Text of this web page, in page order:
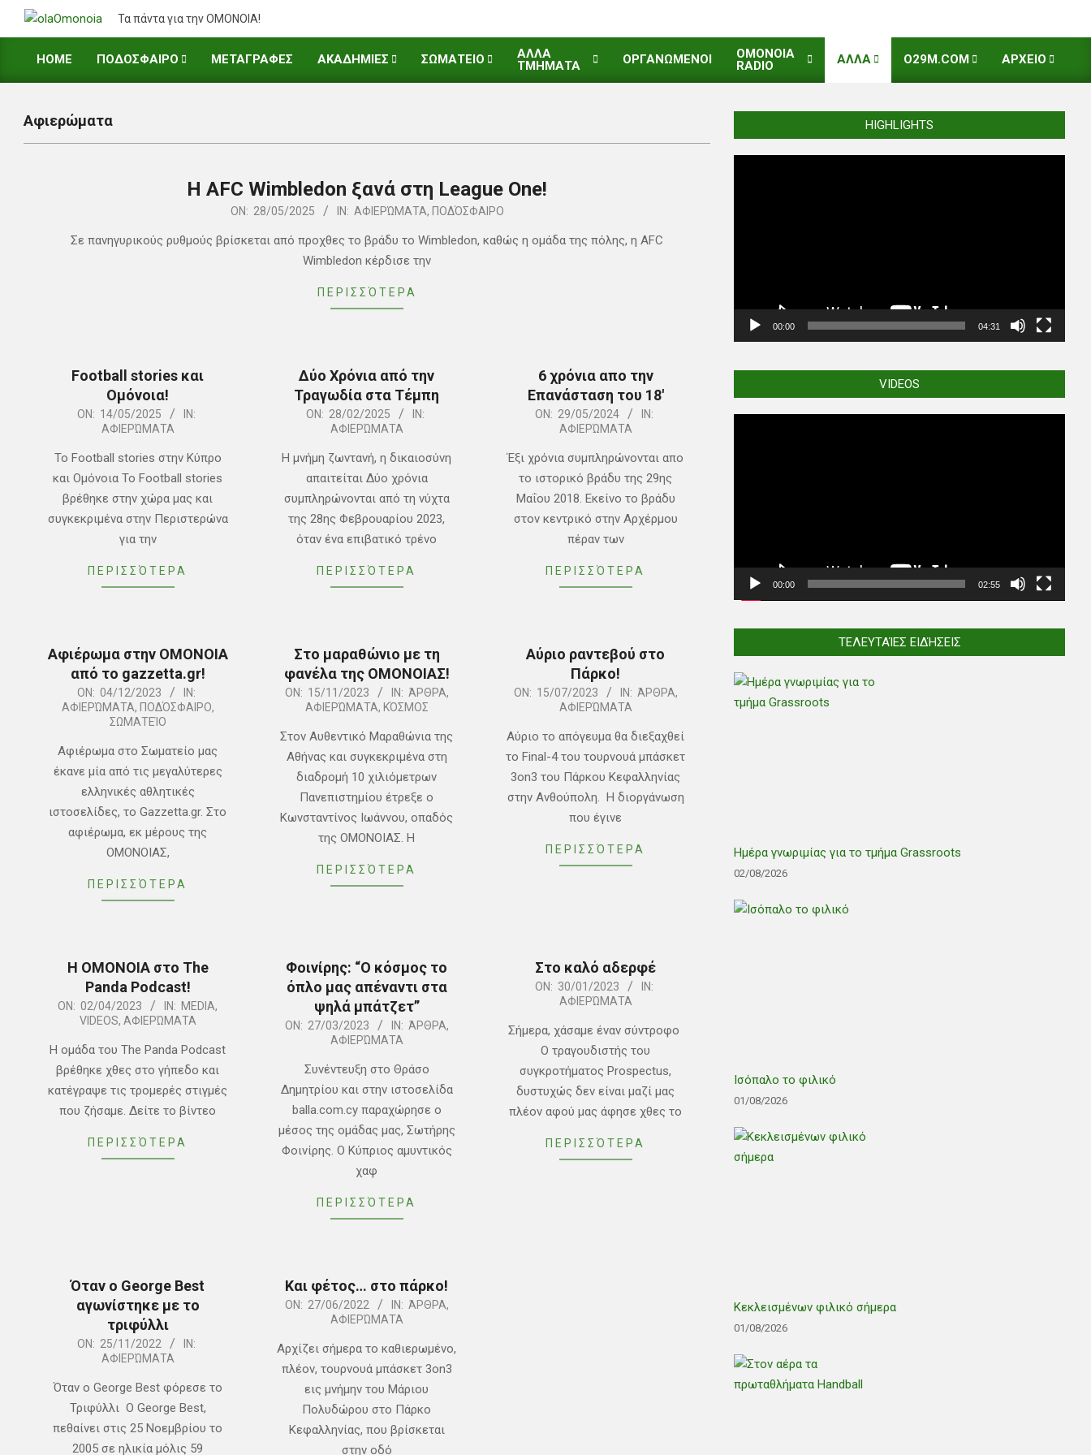
Τα πάντα για την ΟΜΟΝΟΙΑ!
HOME ΠΟΔΟΣΦΑΙΡΟ ΜΕΤΑΓΡΑΦΕΣ ΑΚΑΔΗΜΙΕΣ ΣΩΜΑΤΕΙΟ
ΑΛΛΑ
ΤΜΗΜΑΤΑ
ΟΡΓΑΝΩΜΕΝΟΙ
OMONOIA
RADIO
ΑΛΛΑ O29M.COM ΑΡΧΕΙΟ
Αφιερώματα
Η AFC Wimbledon ξανά στη League One!
ON: 28/05/2025 IN: ΑΦΙΕΡΏΜΑΤΑ, ΠΟΔΌΣΦΑΙΡΟ
Σε πανηγυρικούς ρυθμούς βρίσκεται από προχθες το βράδυ το Wimbledon, καθώς η ομάδα της πόλης, η AFC
Wimbledon κέρδισε την
ΠΕΡΙΣΣΌΤΕΡΑ
Football stories και
Ομόνοια!
2025-
14
ON: 14/05/2025
IN:
ΑΦΙΕΡΏΜΑΤΑ
Το Football stories στην Κύπρο
και Ομόνοια Το Football stories
βρέθηκε στην χώρα μας και
συγκεκριμένα στην Περιστερώνα
για την
ΠΕΡΙΣΣΌΤΕΡΑ
Δύο Χρόνια από την
Τραγωδία στα Τέμπη
2025-
28
ON: 28/02/2025
IN:
ΑΦΙΕΡΏΜΑΤΑ
Η μνήμη ζωντανή, η δικαιοσύνη
απαιτείται Δύο χρόνια
συμπληρώνονται από τη νύχτα
της 28ης Φεβρουαρίου 2023,
όταν ένα επιβατικό τρένο
ΠΕΡΙΣΣΌΤΕΡΑ
6 χρόνια απο την
Επανάσταση του 18′
2024-
29
ON: 29/05/2024
IN:
ΑΦΙΕΡΏΜΑΤΑ
Έξι χρόνια συμπληρώνονται απο
το ιστορικό βράδυ της 29ης
Μαΐου 2018. Εκείνο το βράδυ
στον κεντρικό στην Αρχέρμου
πέραν των
ΠΕΡΙΣΣΌΤΕΡΑ
Αφιέρωμα στην ΟΜΟΝΟΙΑ
από το gazzetta.gr!
2023-
12-
ON: 04/12/2023
IN:
ΑΦΙΕΡΏΜΑΤΑ, ΠΟΔΌΣΦΑΙΡΟ,
ΣΩΜΑΤΕΊΟ
Αφιέρωμα στο Σωματείο μας
έκανε μία από τις μεγαλύτερες
ελληνικές αθλητικές
ιστοσελίδες, το Gazzetta.gr. Στο
αφιέρωμα, εκ μέρους της
ΟΜΟΝΟΙΑΣ,
ΠΕΡΙΣΣΌΤΕΡΑ
Στο μαραθώνιο με τη
φανέλα της ΟΜΟΝΟΙΑΣ!
2023-
15
ON: 15/11/2023 IN: ΆΡΘΡΑ,
ΑΦΙΕΡΏΜΑΤΑ, ΚΌΣΜΟΣ
Στον Αυθεντικό Μαραθώνια της
Αθήνας και συγκεκριμένα στη
διαδρομή 10 χιλιόμετρων
Πανεπιστημίου έτρεξε ο
Κωνσταντίνος Ιωάννου, οπαδός
της ΟΜΟΝΟΙΑΣ. Η
ΠΕΡΙΣΣΌΤΕΡΑ
Αύριο ραντεβού στο
Πάρκο!
2023-
15
ON: 15/07/2023 IN: ΆΡΘΡΑ,
ΑΦΙΕΡΏΜΑΤΑ
Αύριο το απόγευμα θα διεξαχθεί
το Final-4 του τουρνουά μπάσκετ
3on3 του Πάρκου Κεφαλληνίας
στην Ανθούπολη. Η διοργάνωση
που έγινε
ΠΕΡΙΣΣΌΤΕΡΑ
Η ΟΜΟΝΟΙΑ στο The
Panda Podcast!
2023-
02
ON: 02/04/2023 IN: MEDIA,
VIDEOS, ΑΦΙΕΡΏΜΑΤΑ
Η ομάδα του The Panda Podcast
βρέθηκε χθες στο γήπεδο και
κατέγραψε τις τρομερές στιγμές
που ζήσαμε. Δείτε το βίντεο
ΠΕΡΙΣΣΌΤΕΡΑ
Φοινίρης: “Ο κόσμος το
όπλο μας απέναντι στα
ψηλά μπάτζετ”
2023-
ON: 27/03/2023 IN: ΆΡΘΡΑ,
ΑΦΙΕΡΏΜΑΤΑ
Συνέντευξη στο Θράσο
Δημητρίου και στην ιστοσελίδα
balla.com.cy παραχώρησε ο
μέσος της ομάδας μας, Σωτήρης
Φοινίρης. Ο Κύπριος αμυντικός
χαφ
ΠΕΡΙΣΣΌΤΕΡΑ
Στο καλό αδερφέ
2023-
30
ON: 30/01/2023
IN:
ΑΦΙΕΡΏΜΑΤΑ
Σήμερα, χάσαμε έναν σύντροφο
Ο τραγουδιστής του
συγκροτήματος Prospectus,
δυστυχώς δεν είναι μαζί μας
πλέον αφού μας άφησε χθες το
ΠΕΡΙΣΣΌΤΕΡΑ
Όταν ο George Best
αγωνίστηκε με το
τριφύλλι
2022-
25
ON: 25/11/2022
IN:
ΑΦΙΕΡΏΜΑΤΑ
Όταν ο George Best φόρεσε το
Τριφύλλι Ο George Best,
πεθαίνει στις 25 Νοεμβρίου το
2005 σε ηλικία μόλις 59
Και φέτος… στο πάρκο!
2022-
27
ON: 27/06/2022 IN: ΆΡΘΡΑ,
ΑΦΙΕΡΏΜΑΤΑ
Αρχίζει σήμερα το καθιερωμένο,
πλέον, τουρνουά μπάσκετ 3on3
εις μνήμην του Μάριου
Πολυδώρου στο Πάρκο
Κεφαλληνίας, που βρίσκεται
στην οδό
HIGHLIGHTS
00:00 04:31
VIDEOS
00:00 02:55
ΤΕΛΕΥΤΑΊΕΣ ΕΙΔΉΣΕΙΣ
Ημέρα γνωριμίας για το τμήμα Grassroots
02/08/2026
Ισόπαλο το φιλικό
01/08/2026
Κεκλεισμένων φιλικό σήμερα
01/08/2026